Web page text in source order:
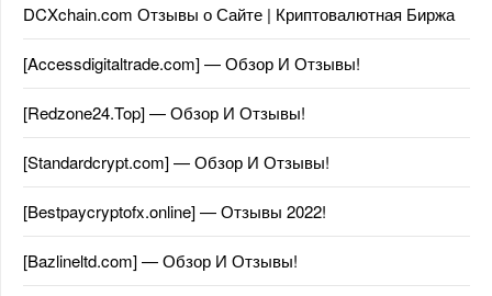
DCXchain.com Отзывы о Сайте | Криптовалютная Биржа
[Accessdigitaltrade.com] — Обзор И Отзывы!
[Redzone24.Top] — Обзор И Отзывы!
[Standardcrypt.com] — Обзор И Отзывы!
[Bestpaycryptofx.online] — Отзывы 2022!
[Bazlineltd.com] — Обзор И Отзывы!